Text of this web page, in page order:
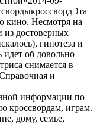
кроссвордЭта
кино. Несмотря на
из достоверных
гипотеза и
идет об довольно
снимается в
и